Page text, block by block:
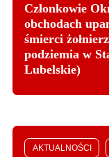
Członkowie
obchodach
śmierci
podziemia w
Lubelskie)
AKTUALNOŚCI